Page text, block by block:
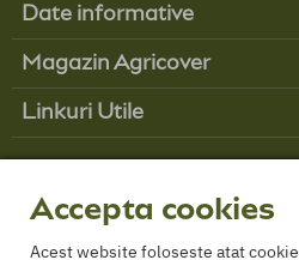
Date informative
Produse
Boli
Buruieni
Dăunători
Magazin Agricover
Contul tău
Contact
Cum comand?
Linkuri Utile
Obține finanțare
GDPR
Politica de cookies
Termeni și conditii
ANPC
Accepta cookies
Acest website foloseste atat